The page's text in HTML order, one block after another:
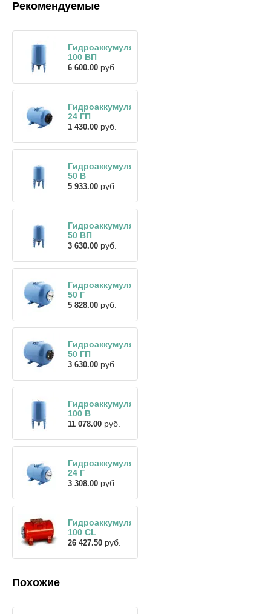
Рекомендуемые
Гидроаккумулятор
100 ВП
6 600.00 руб.
Гидроаккумулятор
24 ГП
1 430.00 руб.
Гидроаккумулятор
50 В
5 933.00 руб.
Гидроаккумулятор
50 ВП
3 630.00 руб.
Гидроаккумулятор
50 Г
5 828.00 руб.
Гидроаккумулятор
50 ГП
3 630.00 руб.
Гидроаккумулятор
100 В
11 078.00 руб.
Гидроаккумулятор
24 Г
3 308.00 руб.
Гидроаккумулятор
100 CL
26 427.50 руб.
Похожие